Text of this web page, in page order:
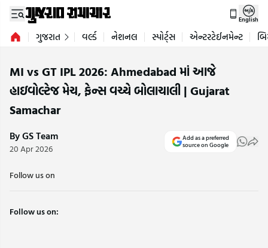
English
ગુજરાત વર્લ્ડ નેશનલ સ્પોર્ટ્સ એન્ટરટેઈનમેન્ટ
MI vs GT IPL 2026: Ahmedabad માં આજે
હાઇવોલ્ટેજ મેચ, ફેન્સ વચ્ચે બોલાચાલી | Gujarat
Samachar
By GS Team
20 Apr 2026
Add as a preferred
source on Google
Follow us on
Follow us on: